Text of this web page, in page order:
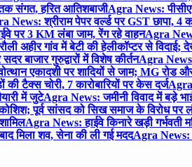
संगत, हरित आतिशबाजीAgra News:
News: श्रीराम पेपर वर्ल्ड पर GST छापा, 4
पर 3 KM लंबा जाम, रेंग रहे वाहनAgra
अहीर गांव में बेटी की हेलीकॉप्टर से विदाई;
बाजार गुरुद्वारों में विशेष कीर्तनAgra News:
एकादशी पर शादियों से जाम; MG रोड
टैक्स चोरी, 7 कारोबारियों पर केस दर्जAgra
में जुटेAgra News: जमीनी विवाद में बड़े
पूर्व सांसद को सिख समाज के विरोध पर
Agra News: हाईवे किनारे खड़ी गर्भवती
मिला शव, सेना की ली गई मददAgra News: